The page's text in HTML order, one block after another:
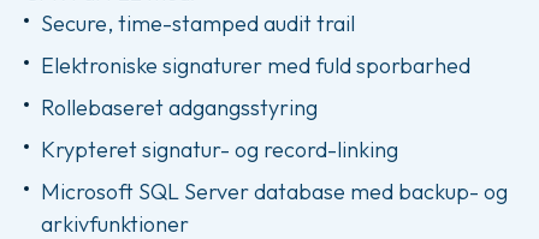
Secure, time-stamped audit trail
Elektroniske signaturer med fuld sporbarhed
Rollebaseret adgangsstyring
Krypteret signatur- og record-linking
Microsoft SQL Server database med backup- og
arkivfunktioner